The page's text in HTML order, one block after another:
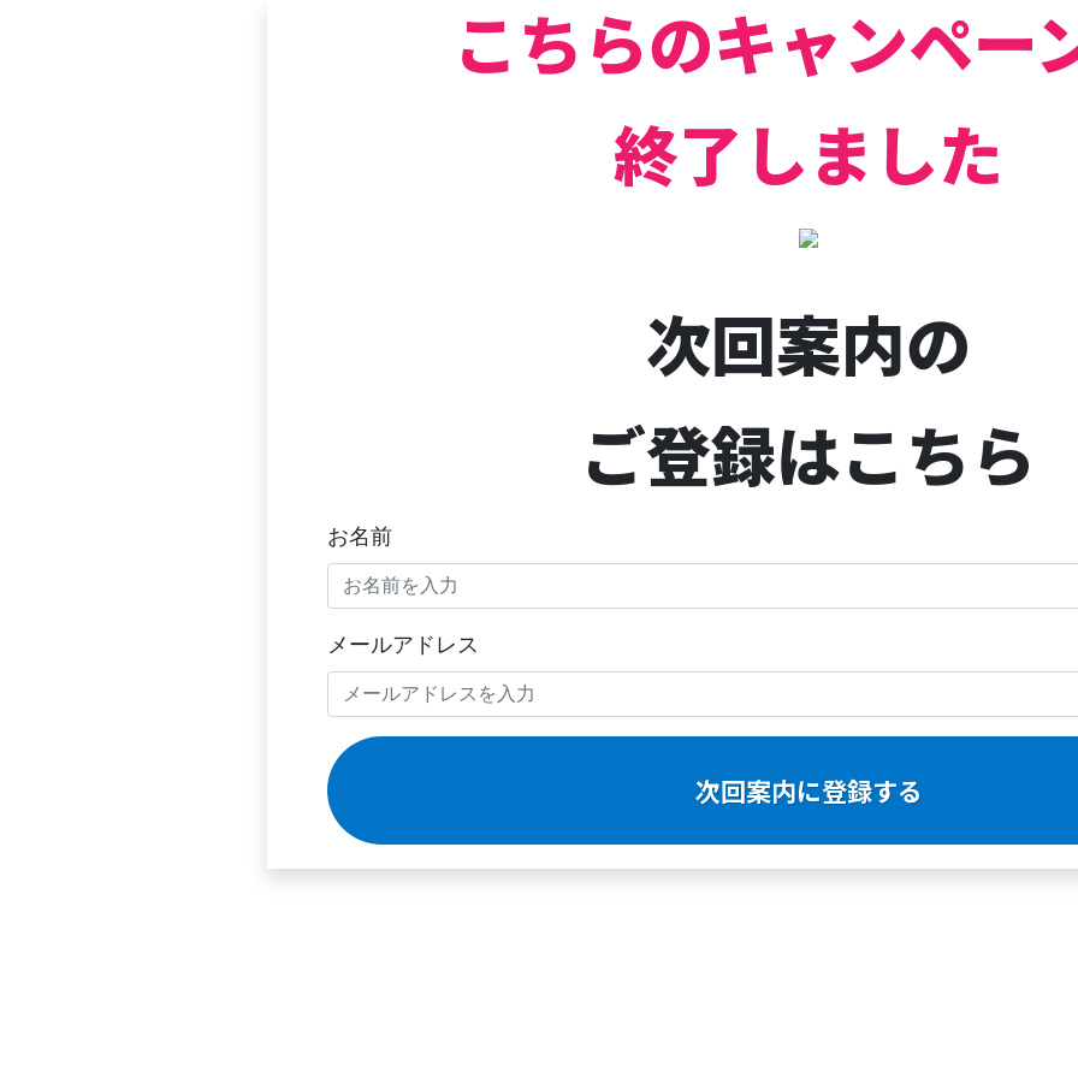
こちらのキャンペー
終了しました
次回案内の
ご登録はこちら
お名前
メールアドレス
次回案内に登録する